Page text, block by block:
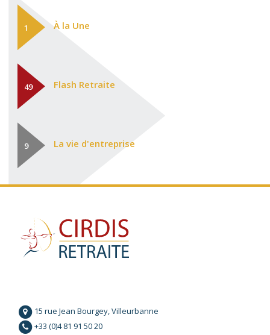
À la Une
1
Flash Retraite
49
La vie d'entreprise
9
15 rue Jean Bourgey, Villeurbanne
+33 (0)4 81 91 50 20